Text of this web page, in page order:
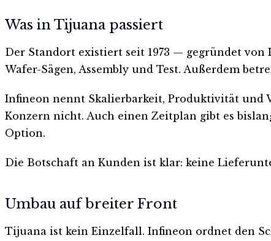
Was in Tijuana passiert
Der Standort existiert seit 1973 — gegründet von
Wafer-Sägen, Assembly und Test. Außerdem
Infineon nennt Skalierbarkeit, Produktivität und
Konzern nicht. Auch einen Zeitplan gibt es
Option.
Die Botschaft an Kunden ist klar: keine
Umbau auf breiter Front
Tijuana ist kein Einzelfall. Infineon ordnet den